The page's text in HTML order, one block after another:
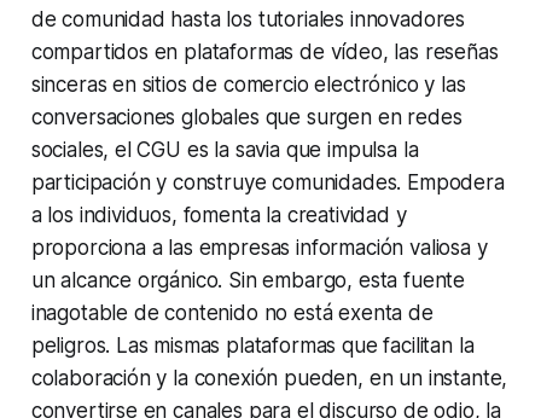
de comunidad hasta los tutoriales innovadores
compartidos en plataformas de vídeo, las reseñas
sinceras en sitios de comercio electrónico y las
conversaciones globales que surgen en redes
sociales, el CGU es la savia que impulsa la
participación y construye comunidades. Empodera
a los individuos, fomenta la creatividad y
proporciona a las empresas información valiosa y
un alcance orgánico. Sin embargo, esta fuente
inagotable de contenido no está exenta de
peligros. Las mismas plataformas que facilitan la
colaboración y la conexión pueden, en un instante,
convertirse en canales para el discurso de odio, la